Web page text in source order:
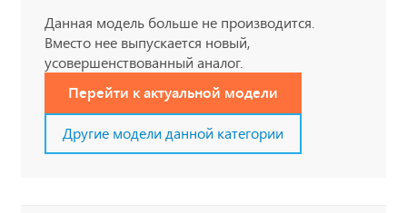
Данная модель больше не производится.
Вместо нее выпускается новый,
усовершенствованный аналог.
Перейти к актуальной модели
Другие модели данной категории